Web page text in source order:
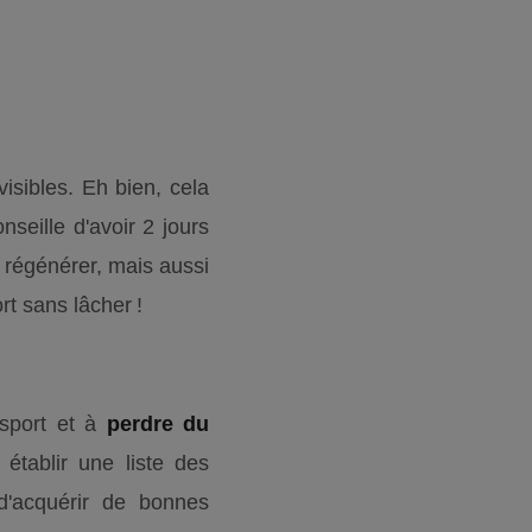
Eh bien, cela
d'avoir 2 jours
mais aussi
sans lâcher !
et à perdre du
une liste des
de bonnes